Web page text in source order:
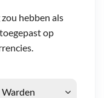
hebben als
op